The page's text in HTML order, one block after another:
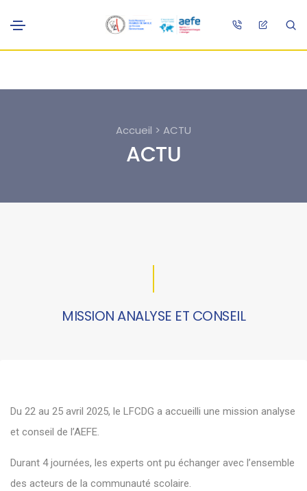
Accueil > ACTU
ACTU
MISSION ANALYSE ET CONSEIL
Du 22 au 25 avril 2025, le LFCDG a accueilli une mission analyse
et conseil de l’AEFE.
Durant 4 journées, les experts ont pu échanger avec l’ensemble
des acteurs de la communauté scolaire.